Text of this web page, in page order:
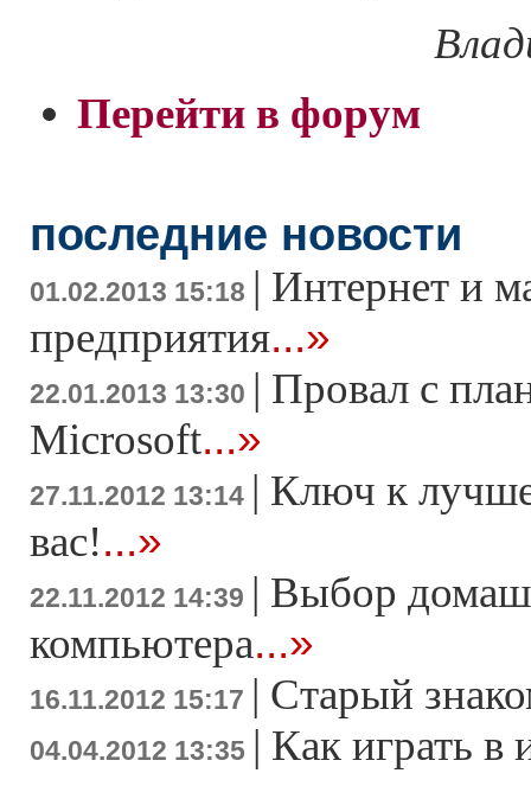
Перейти в форум
последние новости
01.02.2013 15:18 | Интернет и
предприятия...»
22.01.2013 13:30 | Провал с
Microsoft...»
27.11.2012 13:14 | Ключ к
вас!...»
22.11.2012 14:39 | Выбор
компьютера...»
16.11.2012 15:17 | Старый
04.04.2012 13:35 | Как играть в